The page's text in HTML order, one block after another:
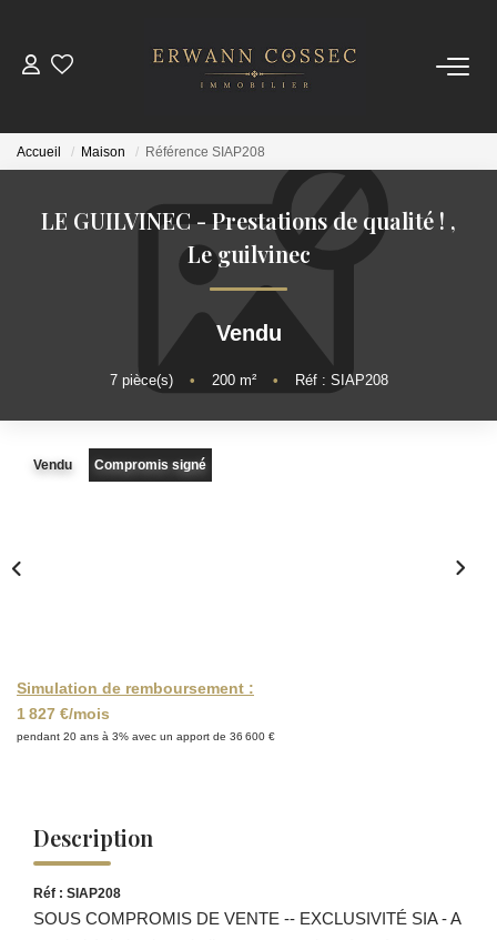
LOUER
ESTIMER
NOTRE AGENCE
CONTACT
Accueil Maison Référence SIAP208
LE GUILVINEC - Prestations de qualité ! ,
Le guilvinec
Vendu
7pièce(s) • 200m² • Réf : SIAP208
Vendu Compromis signé
Simulation de remboursement :
1 827 €/mois
pendant 20 ans à 3% avec un apport de 36 600 €
Description
Réf : SIAP208
SOUS COMPROMIS DE VENTE -- EXCLUSIVITÉ SIA - A